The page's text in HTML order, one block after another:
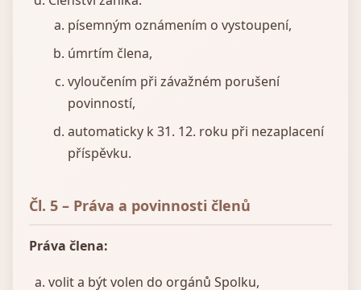
písemným oznámením o vystoupení,
úmrtím člena,
vyloučením při závažném porušení
povinností,
automaticky k 31. 12. roku při nezaplacení
příspěvku.
Čl. 5 – Práva a povinnosti členů
Práva člena:
volit a být volen do orgánů Spolku,